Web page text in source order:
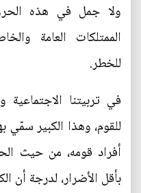
ولا جمل في هذه
الممتلكات العامة
للخطر.
في تربيتنا الاجتماعية
للقوم، وهذا الكبير سمّي
أفراد قومه، من حيث
بأقل الأضرار، لدرجة أن